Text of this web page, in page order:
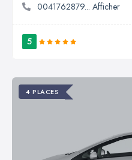
0041762879... Afficher
5
4 PLACES